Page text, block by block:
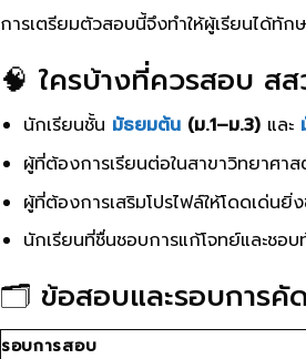
การเตรียมตัวสอบนี้จึงทำให้ผู้เรียนได้ทั
🧠 ใครบ้างที่ควรสอบ สส
นักเรียนชั้น มัธยมต้น(ม.1–ม.3)และ
ผู้ที่ต้องการเรียนต่อในสาขาวิทยาศา
ผู้ที่ต้องการเสริมโปรไฟล์ให้โดดเด่นยิ่ง
นักเรียนที่ชื่นชอบการแก้โจทย์และชอบ
🗂️ ข้อสอบและรอบการคั
รอบการสอบ